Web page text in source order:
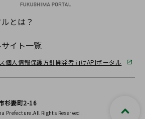
とは？
イト一覧
個人情報保護方針開発者向けAPIポータル
杉妻町2-16
Prefecture.All Rights Reserved.